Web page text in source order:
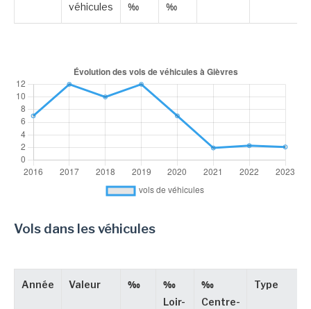
véhicules
‰
‰
Vols dans les véhicules
Année Valeur ‰
‰
Loir-
‰
Centre-
Type